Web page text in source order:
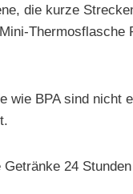
die kurze
Thermosflasche
wie BPA sind nicht
24